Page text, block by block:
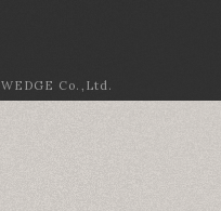
Co.,Ltd.